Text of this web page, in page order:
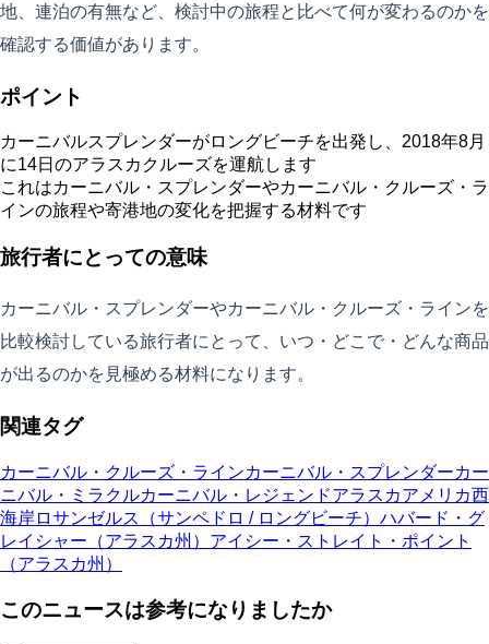
地、連泊の有無など、検討中の旅程と比べて何が変わるのかを
確認する価値があります。
ポイント
カーニバルスプレンダーがロングビーチを出発し、2018年8月
に14日のアラスカクルーズを運航します
これはカーニバル・スプレンダーやカーニバル・クルーズ・ラ
インの旅程や寄港地の変化を把握する材料です
旅行者にとっての意味
カーニバル・スプレンダーやカーニバル・クルーズ・ラインを
比較検討している旅行者にとって、いつ・どこで・どんな商品
が出るのかを見極める材料になります。
関連タグ
カーニバル・クルーズ・ラインカーニバル・スプレンダーカー
ニバル・ミラクルカーニバル・レジェンドアラスカアメリカ西
海岸 ロサンゼルス（サンペドロ / ロングビーチ） ハバード・グ
レイシャー（アラスカ州） アイシー・ストレイト・ポイント
（アラスカ州）
このニュースは参考になりましたか